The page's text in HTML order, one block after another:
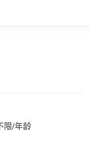
限/年龄